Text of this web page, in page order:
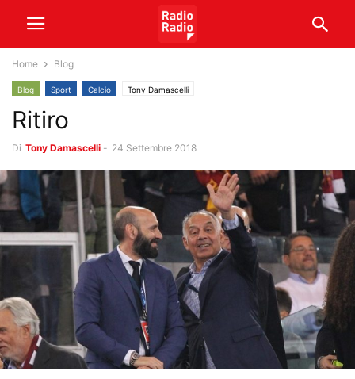
Home Blog
Blog Sport Calcio Tony Damascelli
Ritiro
Di Tony Damascelli - 24 Settembre 2018